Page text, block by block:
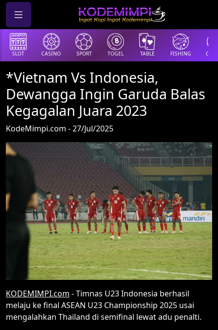
SLOT CASINO SPORT TOGEL TABLE FISHING
*Vietnam Vs Indonesia,
Dewangga Ingin Garuda Balas
Kegagalan Juara 2023
KodeMimpi.com - 27/Jul/2025
KODEMIMPI.com - Timnas U23 Indonesia berhasil
melaju ke final ASEAN U23 Championship 2025 usai
mengalahkan Thailand di semifinal lewat adu penalti.